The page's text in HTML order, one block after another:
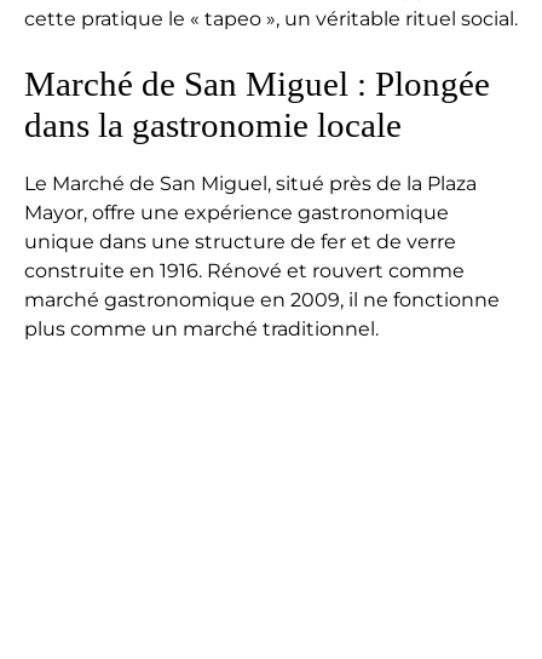
cette pratique le « tapeo », un véritable rituel social.
Marché de San Miguel : Plongée
dans la gastronomie locale
Le Marché de San Miguel, situé près de la Plaza
Mayor, offre une expérience gastronomique
unique dans une structure de fer et de verre
construite en 1916. Rénové et rouvert comme
marché gastronomique en 2009, il ne fonctionne
plus comme un marché traditionnel.